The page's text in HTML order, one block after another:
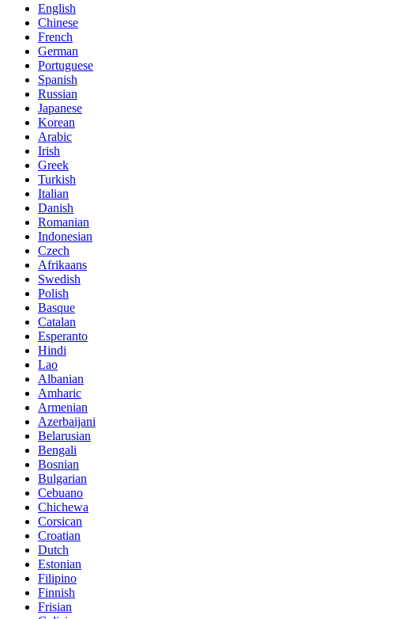
English
Chinese
French
German
Portuguese
Spanish
Russian
Japanese
Korean
Arabic
Irish
Greek
Turkish
Italian
Danish
Romanian
Indonesian
Czech
Afrikaans
Swedish
Polish
Basque
Catalan
Esperanto
Hindi
Lao
Albanian
Amharic
Armenian
Azerbaijani
Belarusian
Bengali
Bosnian
Bulgarian
Cebuano
Chichewa
Corsican
Croatian
Dutch
Estonian
Filipino
Finnish
Frisian